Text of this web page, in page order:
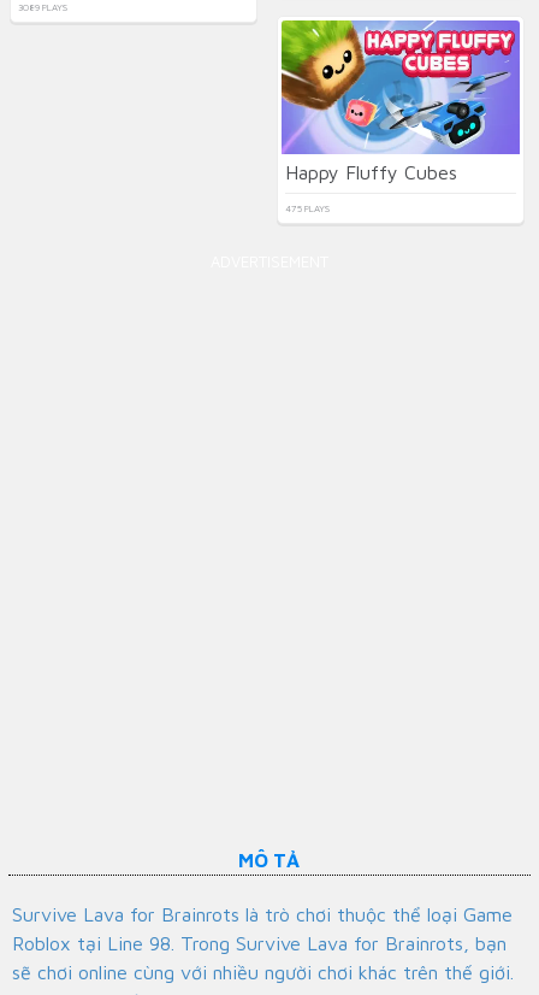
3089 PLAYS
Happy Fluffy Cubes
475 PLAYS
MÔ TẢ
Survive Lava for Brainrots là trò chơi thuộc thể loại Game
Roblox tại Line 98. Trong Survive Lava for Brainrots, bạn
sẽ chơi online cùng với nhiều người chơi khác trên thế giới.